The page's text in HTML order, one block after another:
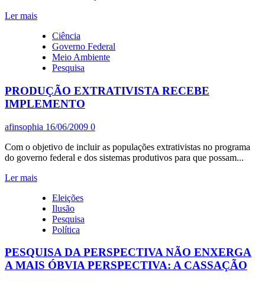
Ler maisLeia
sobre
QUER
MAIS
VÍCIO?
JÁ
PAPOU
2018,
DIZ
PESQUISA.
MELHOR
PRESIDENTE
55%,
MAIS
TRABALHADOR
65%
A
VIDA
61%,
BOM
ADMINISTRADOR
Ciência
Governo Federal
Meio Ambiente
Pesquisa
PRODUÇÃO EXTRATIVISTA RECEBE
IMPLEMENTO
afinsophia 16/06/2009 0
Com o objetivo de incluir as populações extrativistas no programa
do governo federal e dos sistemas produtivos para que possam...
Ler maisLeia
sobre
PRODUÇÃO
EXTRATIVISTA
RECEBE
Eleições
Ilusão
Pesquisa
Política
PESQUISA DA PERSPECTIVA NÃO ENXERGA
A MAIS ÓBVIA PERSPECTIVA: A CASSAÇÃO